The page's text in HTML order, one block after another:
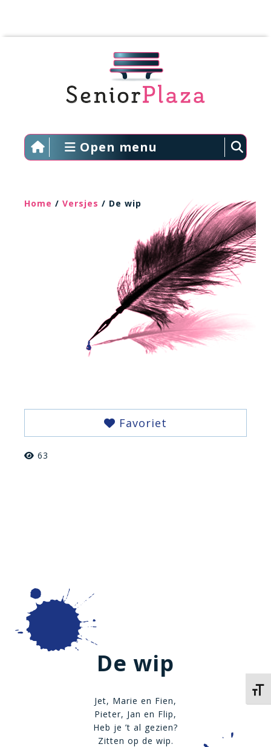
Open menu
Home / Versjes / De wip
Favoriet
63
De wip
Jet, Marie en Fien,
Pieter, Jan en Flip,
Heb je ’t al gezien?
Zitten op de wip.